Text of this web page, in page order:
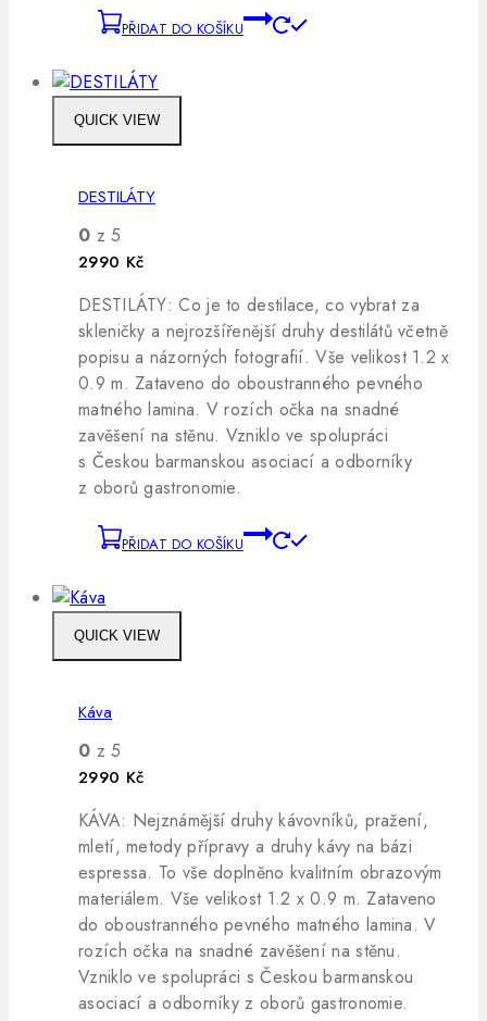
PŘIDAT DO KOŠÍKU
QUICK VIEW
DESTILÁTY
0 z 5
2990 Kč
DESTILÁTY: Co je to destilace, co vybrat za
skleničky a nejrozšířenější druhy destilátů včetně
popisu a názorných fotografií. Vše velikost 1.2 x
0.9 m. Zataveno do oboustranného pevného
matného lamina. V rozích očka na snadné
zavěšení na stěnu. Vzniklo ve spolupráci
s Českou barmanskou asociací a odborníky
z oborů gastronomie.
PŘIDAT DO KOŠÍKU
QUICK VIEW
Káva
0 z 5
2990 Kč
KÁVA: Nejznámější druhy kávovníků, pražení,
mletí, metody přípravy a druhy kávy na bázi
espressa. To vše doplněno kvalitním obrazovým
materiálem. Vše velikost 1.2 x 0.9 m. Zataveno
do oboustranného pevného matného lamina. V
rozích očka na snadné zavěšení na stěnu.
Vzniklo ve spolupráci s Českou barmanskou
asociací a odborníky z oborů gastronomie.